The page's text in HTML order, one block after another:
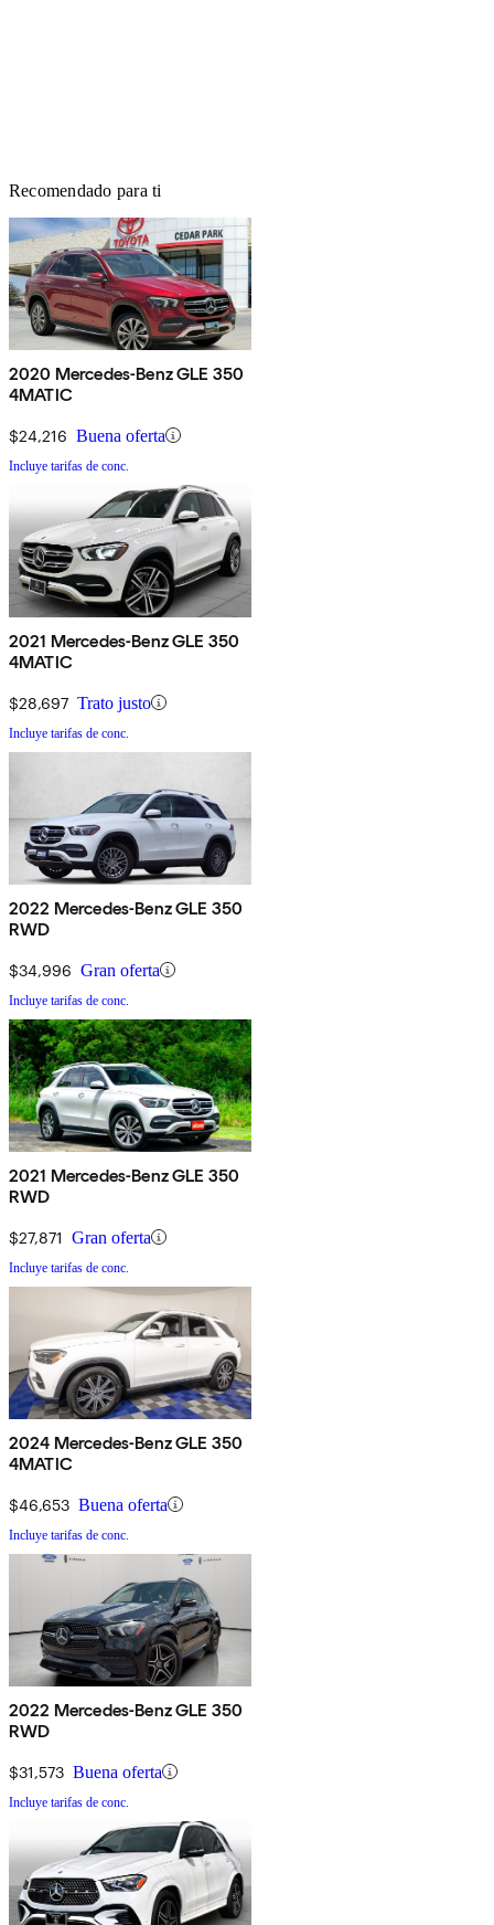
Recomendado para ti
2020 Mercedes-Benz GLE 350
4MATIC
$24,216 Buena oferta
Incluye tarifas de conc.
2021 Mercedes-Benz GLE 350
4MATIC
$28,697 Trato justo
Incluye tarifas de conc.
2022 Mercedes-Benz GLE 350
RWD
$34,996 Gran oferta
Incluye tarifas de conc.
2021 Mercedes-Benz GLE 350
RWD
$27,871 Gran oferta
Incluye tarifas de conc.
2024 Mercedes-Benz GLE 350
4MATIC
$46,653 Buena oferta
Incluye tarifas de conc.
2022 Mercedes-Benz GLE 350
RWD
$31,573 Buena oferta
Incluye tarifas de conc.